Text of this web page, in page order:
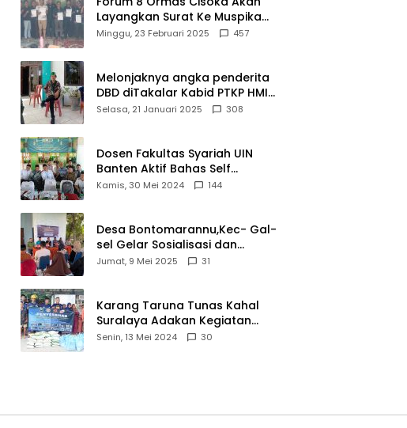
Layangkan Surat Ke Muspika
Atas Adanya Kantor Matel di
Minggu, 23 Februari 2025 457
Melonjaknya angka penderita
DBD diTakalar Kabid PTKP HMI
Cab.Takalar angkat bicara
Selasa, 21 Januari 2025 308
Dosen Fakultas Syariah UIN
Banten Aktif Bahas Self
Declare Halal dalam Forum
Kamis, 30 Mei 2024 144
Desa Bontomarannu,Kec- Gal-
sel Gelar Sosialisasi dan
Bimtek Pemutakhiran Data ID
Jumat, 9 Mei 2025 31
Karang Taruna Tunas Kahal
Suralaya Adakan Kegiatan
Bansos Terhadap Kaum
Senin, 13 Mei 2024 30